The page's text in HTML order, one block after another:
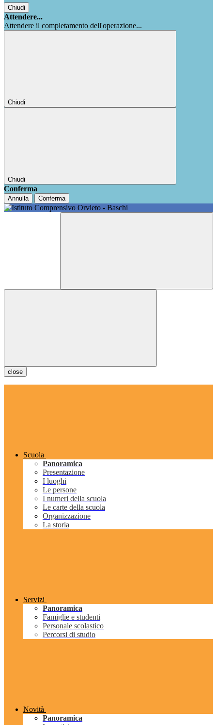
Chiudi
Attendere...
Attendere il completamento dell'operazione...
Chiudi
Chiudi
Conferma
Annulla Conferma
close
Scuola
Panoramica
Presentazione
I luoghi
Le persone
I numeri della scuola
Le carte della scuola
Organizzazione
La storia
Servizi
Panoramica
Famiglie e studenti
Personale scolastico
Percorsi di studio
Novità
Panoramica